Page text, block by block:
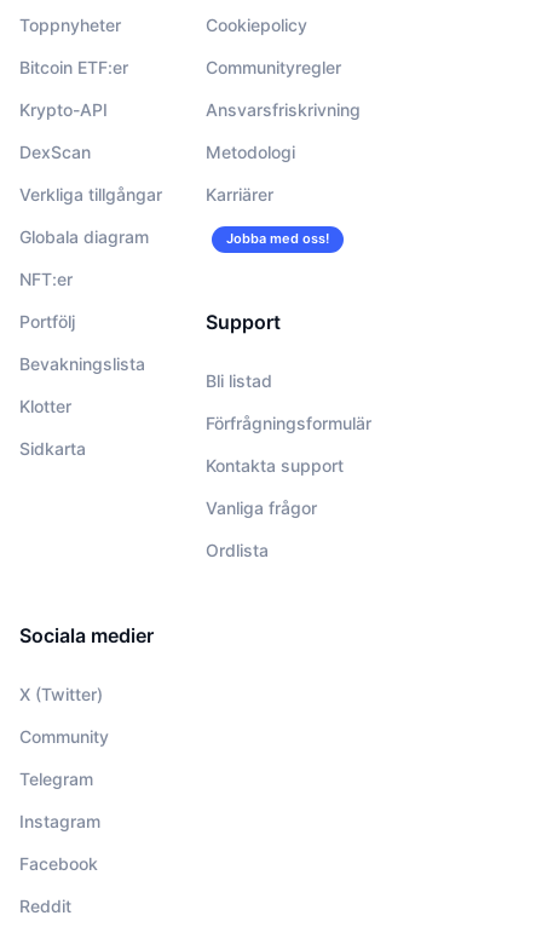
Toppnyheter
Bitcoin ETF:er
Krypto-API
DexScan
Verkliga tillgångar
Globala diagram
NFT:er
Portfölj
Bevakningslista
Klotter
Sidkarta
Cookiepolicy
Communityregler
Ansvarsfriskrivning
Metodologi
Karriärer
Jobba med oss!
Support
Bli listad
Förfrågningsformulär
Kontakta support
Vanliga frågor
Ordlista
Sociala medier
X (Twitter)
Community
Telegram
Instagram
Facebook
Reddit